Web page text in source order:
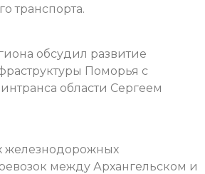
транспорта.
обсудил развитие
Поморья с
области Сергеем
железнодорожных
между Архангельском и